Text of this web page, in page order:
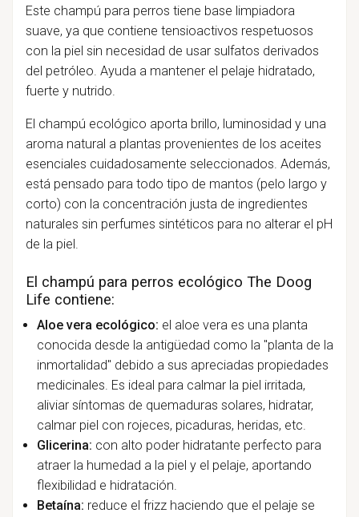
Este champú para perros tiene base limpiadora
suave, ya que contiene tensioactivos respetuosos
con la piel sin necesidad de usar sulfatos derivados
del petróleo. Ayuda a mantener el pelaje hidratado,
fuerte y nutrido.
El champú ecológico aporta brillo, luminosidad y una
aroma natural a plantas provenientes de los aceites
esenciales cuidadosamente seleccionados. Además,
está pensado para todo tipo de mantos (pelo largo y
corto) con la concentración justa de ingredientes
naturales sin perfumes sintéticos para no alterar el pH
de la piel.
El champú para perros ecológico The Doog
Life contiene:
Aloe vera ecológico: el aloe vera es una planta
conocida desde la antigüedad como la "planta de la
inmortalidad" debido a sus apreciadas propiedades
medicinales. Es ideal para calmar la piel irritada,
aliviar síntomas de quemaduras solares, hidratar,
calmar piel con rojeces, picaduras, heridas, etc.
Glicerina: con alto poder hidratante perfecto para
atraer la humedad a la piel y el pelaje, aportando
flexibilidad e hidratación.
Betaína: reduce el frizz haciendo que el pelaje se